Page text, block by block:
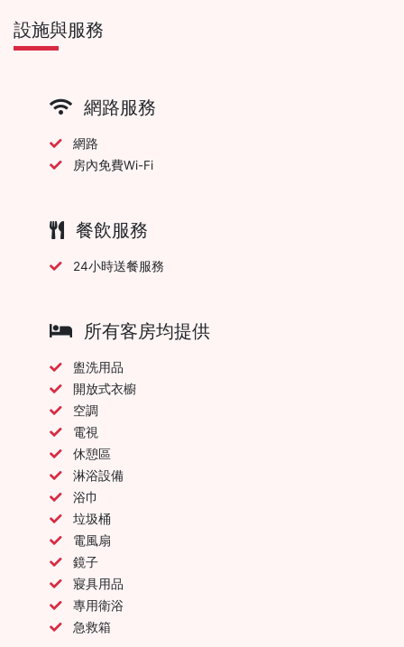
設施與服務
網路服務
網路
房內免費Wi-Fi
餐飲服務
24小時送餐服務
所有客房均提供
盥洗用品
開放式衣櫥
空調
電視
休憩區
淋浴設備
浴巾
垃圾桶
電風扇
鏡子
寢具用品
專用衛浴
急救箱